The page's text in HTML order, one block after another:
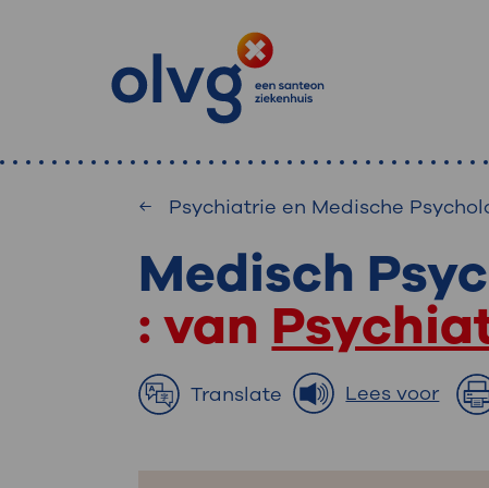
Home
:
Zoekwoorden
MijnOLVG
: veilig en online
inzien
MijnOLVG is het patiëntenportaal
gegevens zien. Op elk moment,
Psychiatrie en Medische
Medisch
: van
Translate Lees voor